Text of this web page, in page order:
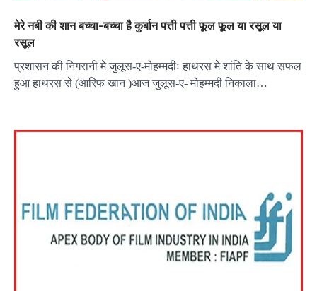
मेरे नबी की शान बच्चा-बच्चा है कुर्बान पत्ती पत्ती फूल फूल या रसूल या
रसूल
प्रशासन की निगरानी मे जुलूस-ए-मोहम्मदीः हाथरस मे शांति के साथ सफल
हुआ हाथरस से (आरिफ खान )आज जुलूस-ए- मोहम्मदी निकाला…